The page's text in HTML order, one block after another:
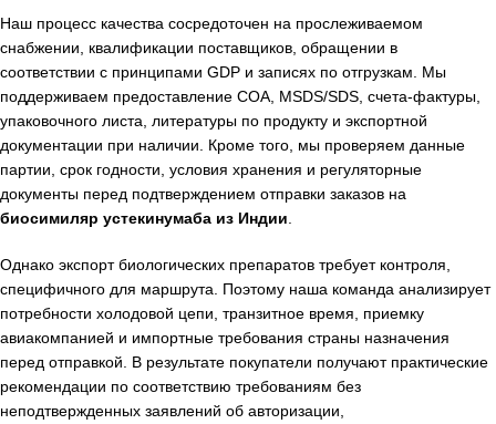
Наш процесс качества сосредоточен на прослеживаемом
снабжении, квалификации поставщиков, обращении в
соответствии с принципами GDP и записях по отгрузкам. Мы
поддерживаем предоставление COA, MSDS/SDS, счета-фактуры,
упаковочного листа, литературы по продукту и экспортной
документации при наличии. Кроме того, мы проверяем данные
партии, срок годности, условия хранения и регуляторные
документы перед подтверждением отправки заказов на
биосимиляр устекинумаба из Индии
Однако экспорт биологических препаратов требует контроля,
специфичного для маршрута. Поэтому наша команда анализирует
потребности холодовой цепи, транзитное время, приемку
авиакомпанией и импортные требования страны назначения
перед отправкой. В результате покупатели получают практические
рекомендации по соответствию требованиям без
неподтвержденных заявлений об авторизации,